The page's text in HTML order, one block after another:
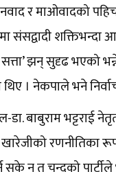
र माओवादको
संसद्वादी
सत्ता’ झन् सुदृढ भएको
। नेकपाले भने
बाबुराम भट्टराई
रणनीतिका